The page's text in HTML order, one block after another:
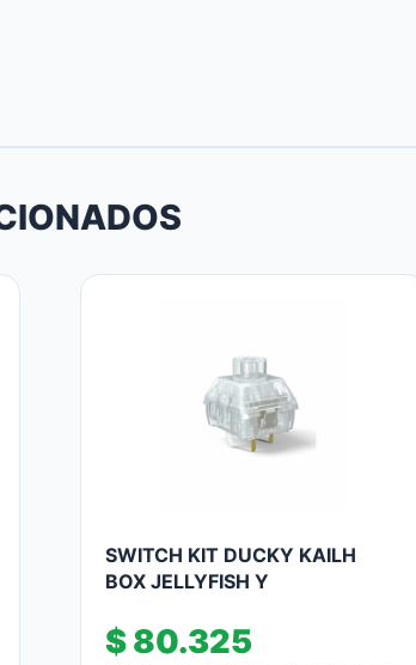
SWITCH KIT DUCKY KAILH
BOX JELLYFISH Y
$80.325